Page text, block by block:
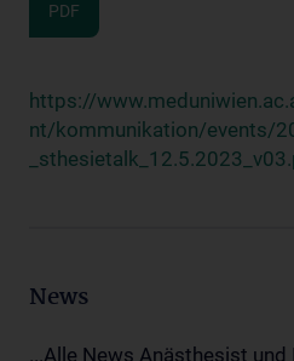
PDF
https://
nt/kommunikation/events/
News
...Alle News Anästhesist